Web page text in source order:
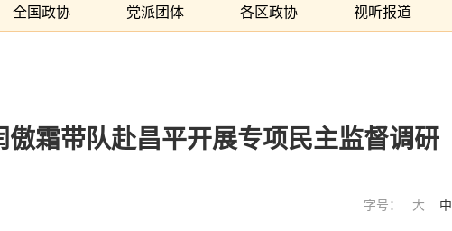
全国政协 党派团体 各区政协 视听报道
傲霜带队赴昌平开展专项民主监督调研
字号： 大 中